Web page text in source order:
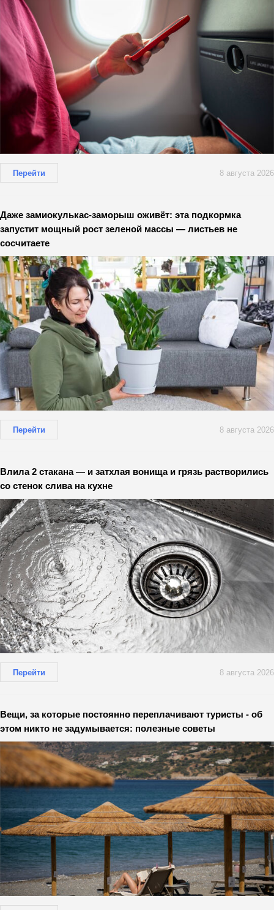
Перейти 8 августа 2026
Даже замиокулькас-заморыш оживёт: эта подкормка
запустит мощный рост зеленой массы — листьев не
сосчитаете
Перейти 8 августа 2026
Влила 2 стакана — и затхлая вонища и грязь растворились
со стенок слива на кухне
Перейти 8 августа 2026
Вещи, за которые постоянно переплачивают туристы - об
этом никто не задумывается: полезные советы